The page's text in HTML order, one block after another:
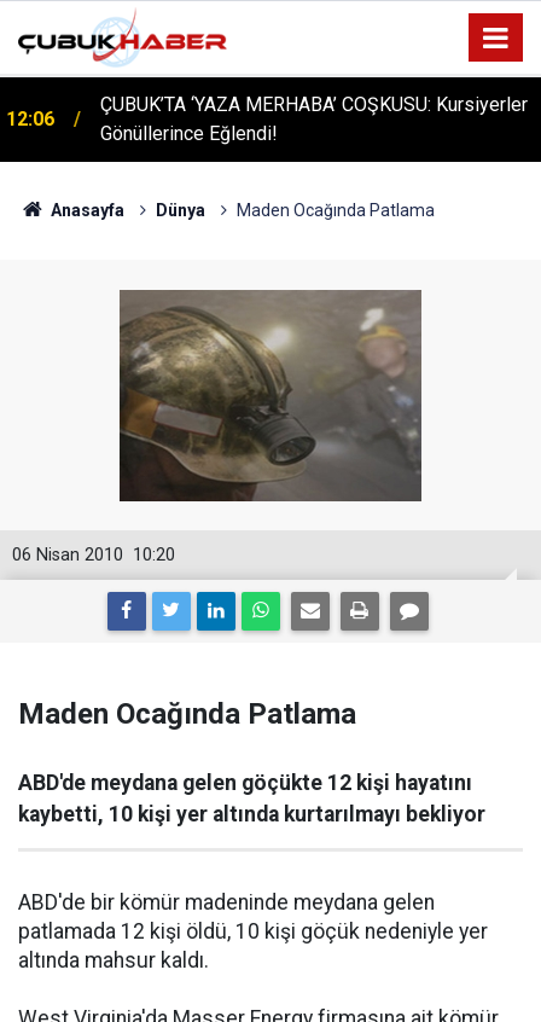
12:06
ÇUBUK’TA ‘YAZA MERHABA’ COŞKUSU: Kursiyerler
Gönüllerince Eğlendi!
Anasayfa Dünya Maden Ocağında Patlama
10:20
06 Nisan 2010
Maden Ocağında Patlama
ABD'de meydana gelen göçükte 12 kişi hayatını
kaybetti, 10 kişi yer altında kurtarılmayı bekliyor
ABD'de bir kömür madeninde meydana gelen
patlamada 12 kişi öldü, 10 kişi göçük nedeniyle yer
altında mahsur kaldı.